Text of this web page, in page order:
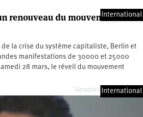
International
renouveau du mouvement
la crise du système capitaliste, Berlin et
manifestations de 30000 et 25000
28 mars, le réveil du mouvement
Vendredi 3 avril 2009
International